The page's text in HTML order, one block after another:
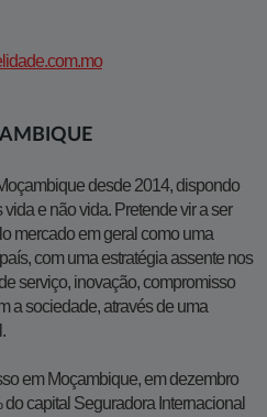
desde 2014, dispondo
e não vida. Pretende vir a ser
mercado em geral como uma
com uma estratégia assente nos
serviço, inovação, compromisso
a sociedade, através de uma
em Moçambique​​, em dezembro
capital Seguradora Internacional